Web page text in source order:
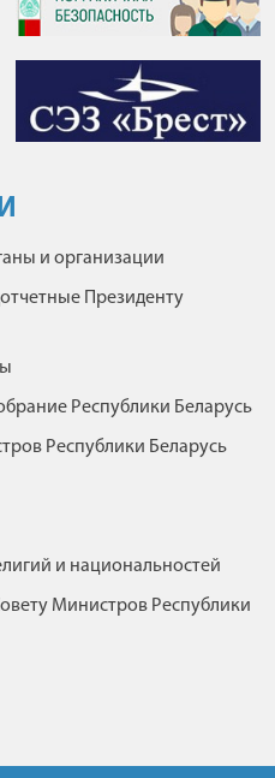
и организации
Президенту
Республики Беларусь
Республики Беларусь
и национальностей
Министров Республики